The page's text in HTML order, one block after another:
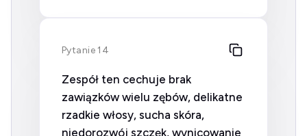
Pytanie 14
Zespół ten cechuje brak
zawiązków wielu zębów, delikatne
rzadkie włosy, sucha skóra,
niedorozwój szczęk, wynicowanie